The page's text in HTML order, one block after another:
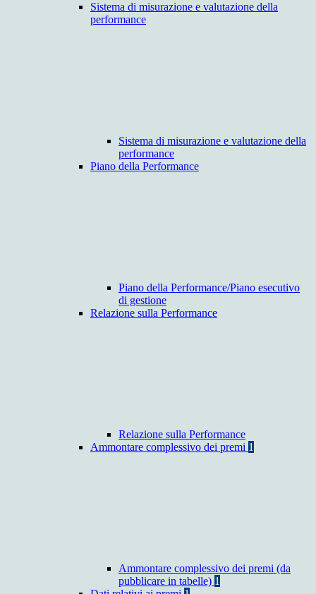
Sistema di misurazione e valutazione della
performance
Sistema di misurazione e valutazione della
performance
Piano della Performance
Piano della Performance/Piano esecutivo
di gestione
Relazione sulla Performance
Relazione sulla Performance
Ammontare complessivo dei premi 1
Ammontare complessivo dei premi (da
pubblicare in tabelle) 1